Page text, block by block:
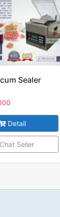
Sealer
Detail
Chat Seller